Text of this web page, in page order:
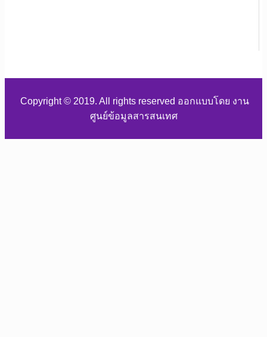
Copyright © 2019. All rights reserved ออกแบบโดย งาน
ศูนย์ข้อมูลสารสนเทศ